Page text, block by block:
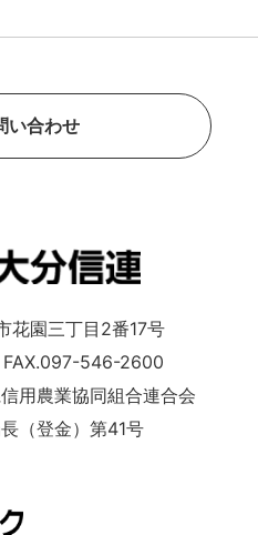
い合わせ
園三丁目2番17号
546-2600
用農業協同組合連合会
（登金）第41号